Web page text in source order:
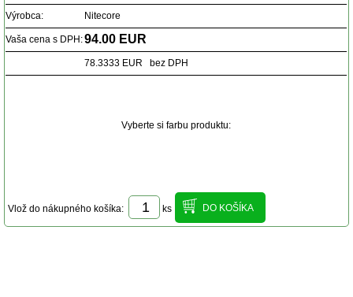
Výrobca: Nitecore
Vaša cena s DPH:94.00 EUR
78.3333 EUR bez DPH
Vyberte si farbu produktu:
Vlož do nákupného košíka: ks